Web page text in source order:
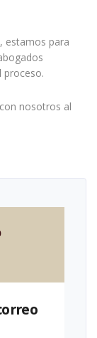
estamos para
proceso.
nosotros al